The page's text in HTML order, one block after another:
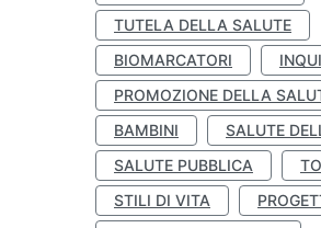
TUTELA DELLA SALUTE
BIOMARCATORI
PROMOZIONE DELLA
BAMBINI
SALUTE
SALUTE PUBBLICA
STILI DI VITA